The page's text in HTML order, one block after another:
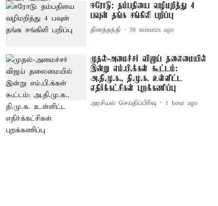
ஈரோடு: தம்பதியை வழிமறித்து 4
பவுன் தங்க சங்கிலி பறிப்பு
தினத்தந்தி 58 minutes ago
முதல்-அமைச்சர் விஜய் தலைமையில்
இன்று எம்.பி.க்கள் கூட்டம்:
அ.தி.மு.க., தி.மு.க. உள்ளிட்ட
எதிர்க்கட்சிகள் புறக்கணிப்பு
அரசியல் செய்திப்பிரிவு 1 hour ago